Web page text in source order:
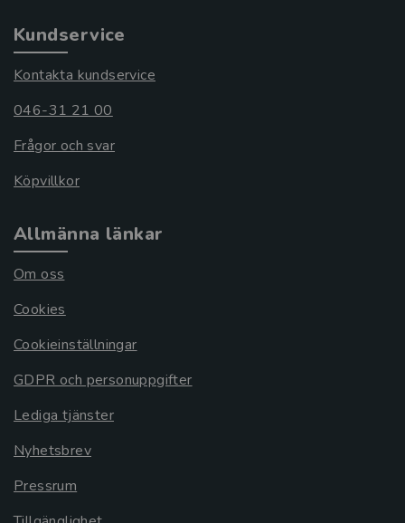
Kundservice
Kontakta kundservice
046-31 21 00
Frågor och svar
Köpvillkor
Allmänna länkar
Om oss
Cookies
Cookieinställningar
GDPR och personuppgifter
Lediga tjänster
Nyhetsbrev
Pressrum